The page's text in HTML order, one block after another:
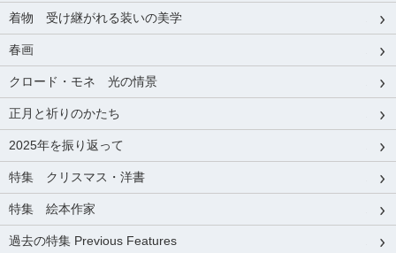
着物 受け継がれる装いの美学
春画
クロード・モネ 光の情景
正月と祈りのかたち
2025年を振り返って
特集 クリスマス・洋書
特集 絵本作家
過去の特集 Previous Features